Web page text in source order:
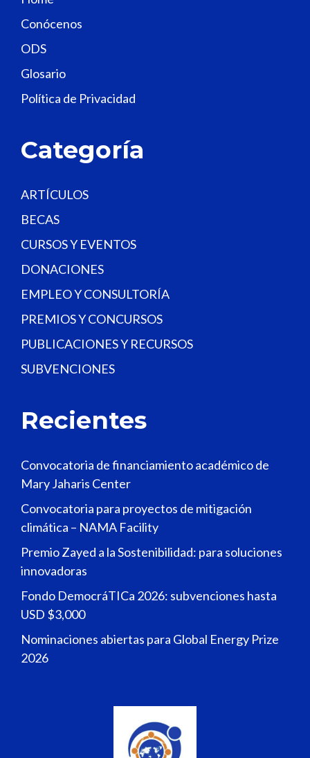
f
i
e
d
b
n
.
Conócenos
ODS
Glosario
Política de Privacidad
Categoría
ARTÍCULOS
BECAS
CURSOS Y EVENTOS
DONACIONES
EMPLEO Y CONSULTORÍA
PREMIOS Y CONCURSOS
PUBLICACIONES Y RECURSOS
SUBVENCIONES
Recientes
Convocatoria de financiamiento académico de
Mary Jaharis Center
Convocatoria para proyectos de mitigación
climática – NAMA Facility
Premio Zayed a la Sostenibilidad: para soluciones
innovadoras
Fondo DemocráTICa 2026: subvenciones hasta
USD $3,000
Nominaciones abiertas para Global Energy Prize
2026